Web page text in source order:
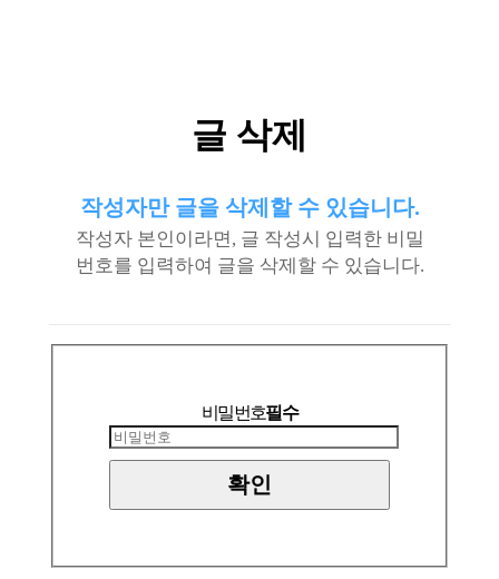
글 삭제
작성자만 글을 삭제할 수 있습니다.
작성자 본인이라면, 글 작성시 입력한 비밀
번호를 입력하여 글을 삭제할 수 있습니다.
비밀번호필수